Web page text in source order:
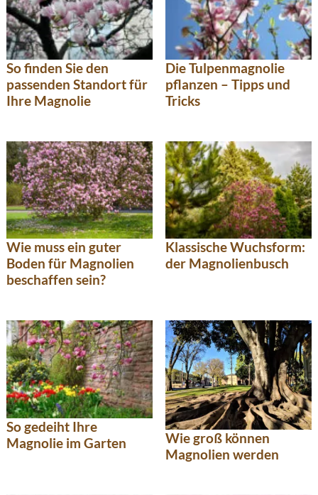
So finden Sie den
passenden Standort für
Ihre Magnolie
Die Tulpenmagnolie
pflanzen – Tipps und
Tricks
Wie muss ein guter
Boden für Magnolien
beschaffen sein?
Klassische Wuchsform:
der Magnolienbusch
So gedeiht Ihre
Magnolie im Garten
Wie groß können
Magnolien werden